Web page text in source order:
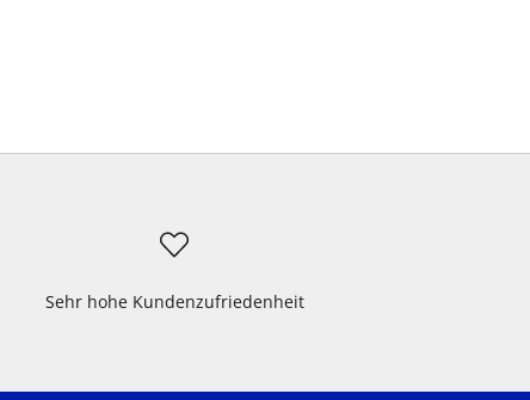
Sehr hohe Kundenzufriedenheit